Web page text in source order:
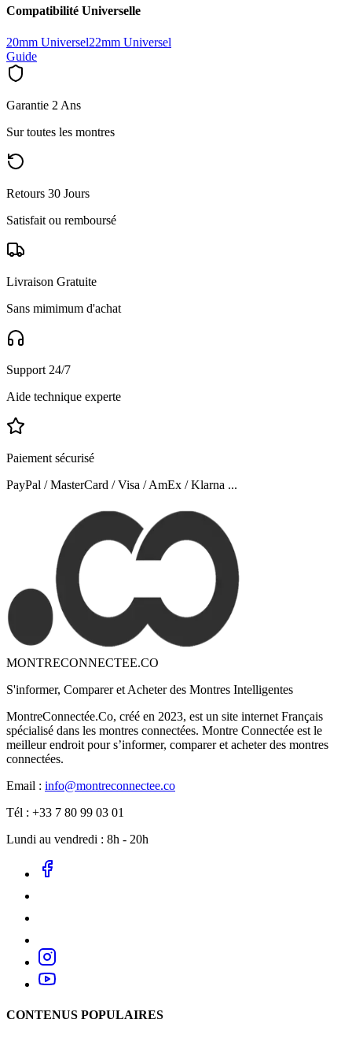
Compatibilité Universelle
20mm Universel22mm Universel
Guide
Garantie 2 Ans
Sur toutes les montres
Retours 30 Jours
Satisfait ou remboursé
Livraison Gratuite
Sans mimimum d'achat
Support 24/7
Aide technique experte
Paiement sécurisé
PayPal / MasterCard / Visa / AmEx / Klarna ...
MONTRECONNECTEE.CO
S'informer, Comparer et Acheter des Montres Intelligentes
MontreConnectée.Co, créé en 2023, est un site internet Français
spécialisé dans les montres connectées. Montre Connectée est le
meilleur endroit pour s’informer, comparer et acheter des montres
connectées.
Email : info@montreconnectee.co
Tél : +33 7 80 99 03 01
Lundi au vendredi : 8h - 20h
CONTENUS POPULAIRES